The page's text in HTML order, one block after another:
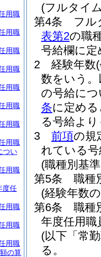
(フルタイ
第4条
フル
表第2の職
号給欄に
2
経験年数
数をいう
の号給に
条に定め
る号給よ
3
前項の規
れている
(職種別基
第5条
職種
(経験年数
第6条
職種
年度任用職
(以下「常
る。
用職
用職
用職
用職
用職
用職
用職
用職
つい
用職
度任
用職
用職
用職
の算